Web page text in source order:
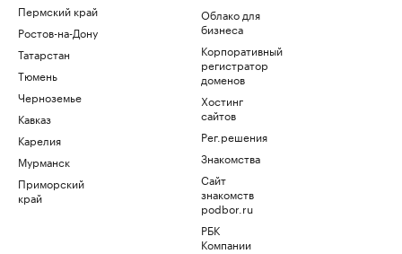
Пермский край
Ростов-на-Дону
Татарстан
Тюмень
Черноземье
Кавказ
Карелия
Мурманск
Приморский
край
Облако для
бизнеса
Корпоративный
регистратор
доменов
Хостинг
сайтов
Рег.решения
Знакомства
Сайт
знакомств
podbor.ru
РБК
Компании